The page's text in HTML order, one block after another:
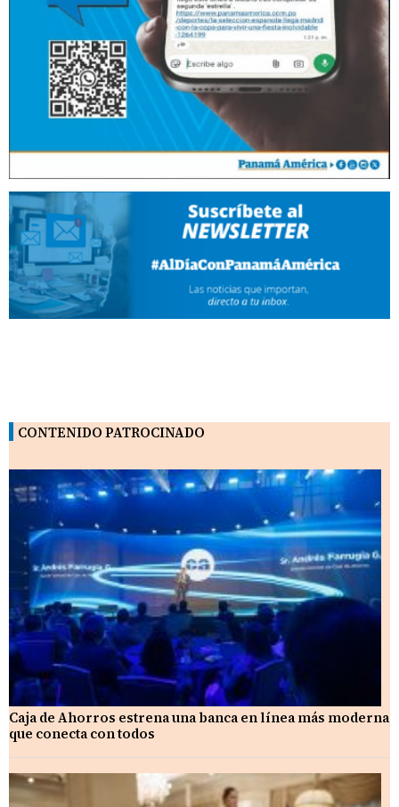
CONTENIDO PATROCINADO
Caja de Ahorros estrena una banca en línea más moderna
que conecta con todos